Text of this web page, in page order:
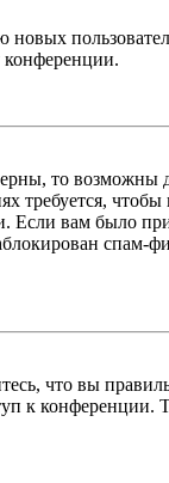
конференции.
то
Если вам было
спам-
что вы
к